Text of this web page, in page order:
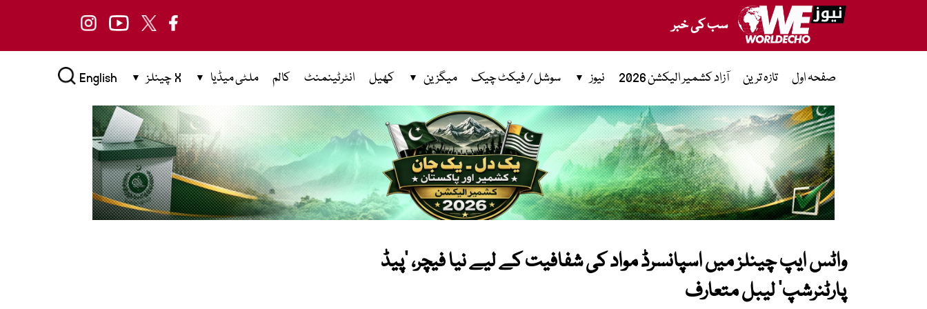
سب کی خبر
صفحہ اول تازہ ترین آزاد کشمیر الیکشن 2026 نیوز سوشل / فیکٹ چیک میگزین کھیل انٹرٹینمنٹ کالم ملٹی میڈیا X چینلز English
واٹس ایپ چینلز میں اسپانسرڈ مواد کی شفافیت کے لیے نیا فیچر، ’پیڈ
پارٹنرشپ‘ لیبل متعارف